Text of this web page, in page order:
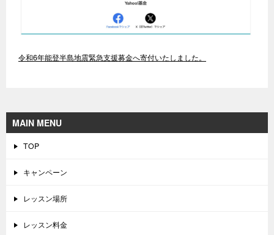
令和6年能登半島地震緊急支援募金へ寄付いたしました。
MAIN MENU
TOP
キャンペーン
レッスン場所
レッスン料金